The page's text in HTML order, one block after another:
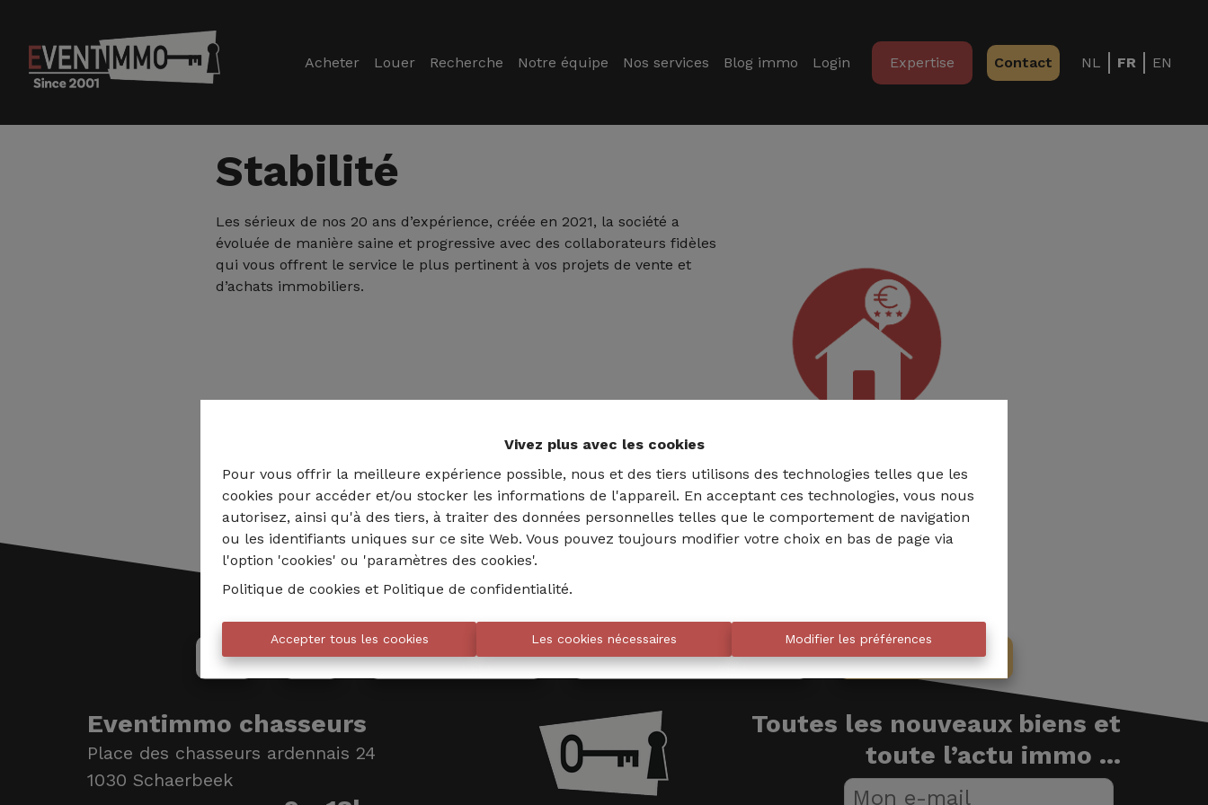
Vivez plus avec les cookies
Pour vous offrir la meilleure expérience possible, nous et des tiers utilisons des technologies telles que les
cookies pour accéder et/ou stocker les informations de l'appareil. En acceptant ces technologies, vous nous
autorisez, ainsi qu'à des tiers, à traiter des données personnelles telles que le comportement de navigation
ou les identifiants uniques sur ce site Web. Vous pouvez toujours modifier votre choix en bas de page via
l'option 'cookies' ou 'paramètres des cookies'.
Politique de cookies et Politique de confidentialité.
Accepter tous les cookies Les cookies nécessaires Modifier les préférences
Acheter Louer Recherche Notre équipe Nos services Blog immo Login Expertise Contact NL FR EN
Stabilité
Les sérieux de nos 20 ans d’expérience, créée en 2021, la société a
évoluée de manière saine et progressive avec des collaborateurs fidèles
qui vous offrent le service le plus pertinent à vos projets de vente et
d’achats immobiliers.
02 735 18 38 info@eventimmo.be On vous rappelle
Eventimmo chasseurs
Place des chasseurs ardennais 24
1030 Schaerbeek
Toutes les nouveaux biens et
toute l’actu immo ...